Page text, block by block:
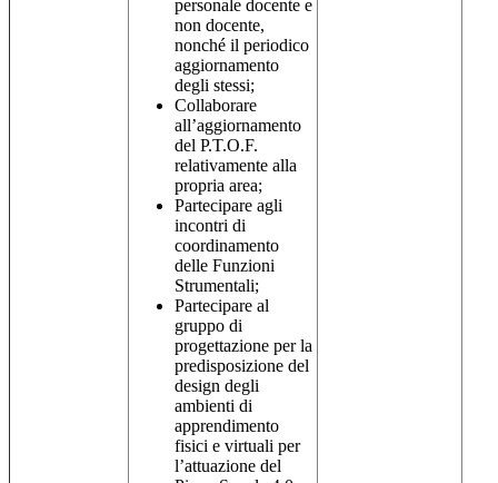
personale docente e
non docente,
nonché il periodico
aggiornamento
degli stessi;
Collaborare
all’aggiornamento
del P.T.O.F.
relativamente alla
propria area;
Partecipare agli
incontri di
coordinamento
delle Funzioni
Strumentali;
Partecipare al
gruppo di
progettazione per la
predisposizione del
design degli
ambienti di
apprendimento
fisici e virtuali per
l’attuazione del